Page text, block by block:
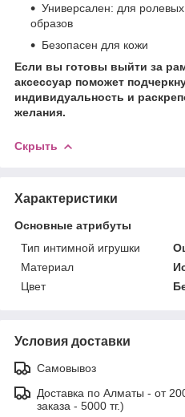
Универсален: для
образов
Безопасен для кожи
Если вы готовы выйти за
аксессуар поможет
индивидуальность и
желания.
Скрыть
Характеристики
Основные атрибуты
Тип интимной игрушки
Материал
Цвет
Условия доставки
Самовывоз
Доставка по Алматы - от
заказа - 5000 тг.)